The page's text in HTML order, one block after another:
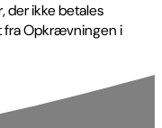
der ikke betales
Opkrævningen i